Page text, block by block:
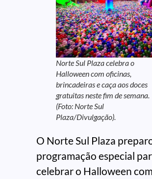
Norte Sul Plaza celebra o
Halloween com oficinas,
brincadeiras e caça aos doces
gratuitas neste fim de semana.
(Foto: Norte Sul
Plaza/Divulgação).
O Norte Sul Plaza
programação especial
celebrar o Halloween com